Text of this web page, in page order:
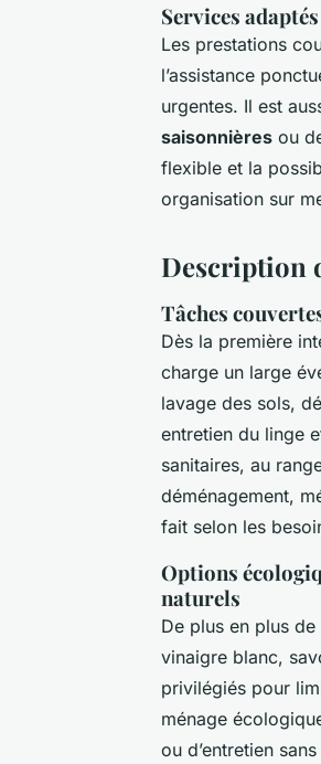
Services
Les prestations
l’assistance
urgentes. Il est
saisonnières ou
flexible et la
organisation sur
Description
Tâches
Dès la première
charge un large
lavage des sols,
entretien du linge
sanitaires, au
déménagement,
fait selon les
Options
naturels
De plus en plus
vinaigre blanc,
privilégiés pour
ménage
ou d’entretien